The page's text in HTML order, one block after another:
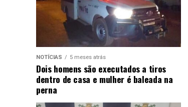
NOTÍCIAS 5 meses atrás
Dois homens são executados a tiros
dentro de casa e mulher é baleada na
perna